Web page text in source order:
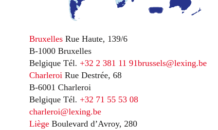
Bruxelles Rue Haute, 139/6
B-1000 Bruxelles
Belgique Tél. +32 2 381 11 91brussels@lexing.be
Charleroi Rue Destrée, 68
B-6001 Charleroi
Belgique Tél. +32 71 55 53 08
charleroi@lexing.be
Liège Boulevard d’Avroy, 280